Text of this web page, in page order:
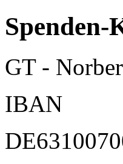
Spenden-
GT -
IBAN